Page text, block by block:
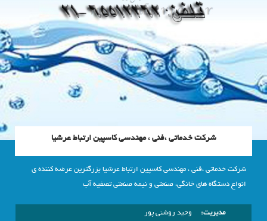
شرکت خدماتی ،‌فنی ،‌ مهندسی کاسپین ارتباط عرشیا
شرکت خدماتی ،‌فنی ،‌ مهندسی کاسپین ارتباط عرشیا بزرگترین عرضه کننده ی
انواع دستگاه های خانگی، صنعتی و نیمه صنعتی تصفیه آب
مدیریت: وحید روشنی پور